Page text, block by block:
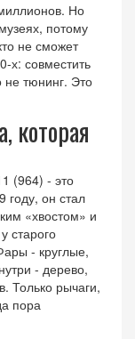
Но
потому
не сможет
х: совместить
тюнинг. Это
которая
(964) - это
он стал
«хвостом» и
старого
- круглые,
- дерево,
Только рычаги,
пора